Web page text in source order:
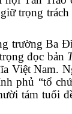
trọng
trường Ba
đọc bản
Việt Nam.
phủ “tổ
tám tuổi